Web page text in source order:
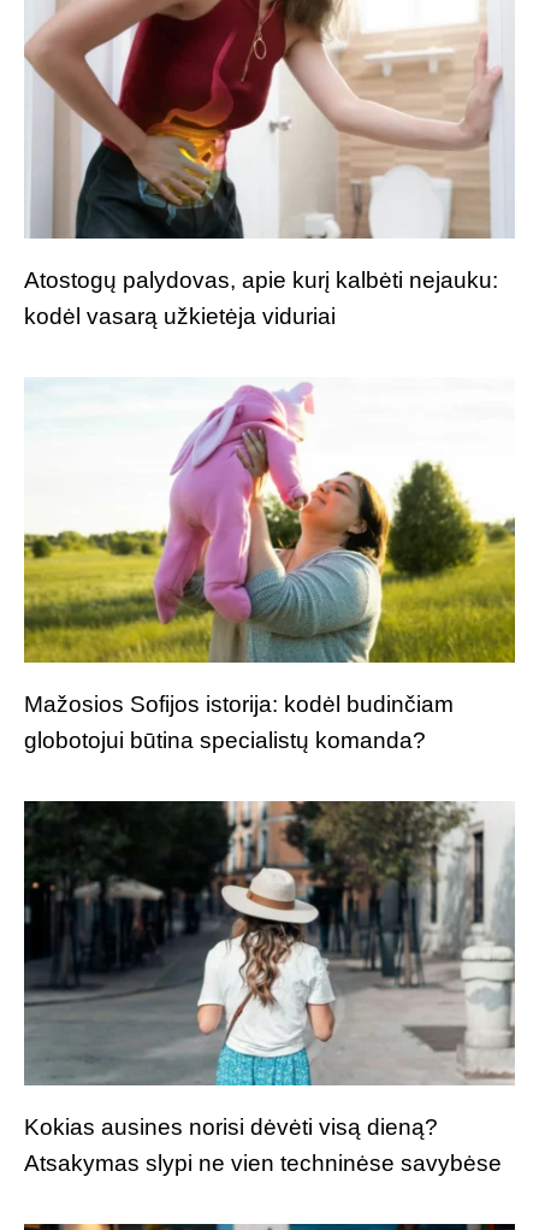
Atostogų palydovas, apie kurį kalbėti nejauku:
kodėl vasarą užkietėja viduriai
Mažosios Sofijos istorija: kodėl budinčiam
globotojui būtina specialistų komanda?
Kokias ausines norisi dėvėti visą dieną?
Atsakymas slypi ne vien techninėse savybėse